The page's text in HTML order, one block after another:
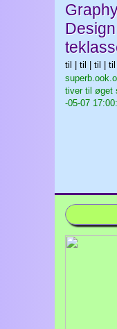
til | til | til | til
tiver til øget
-05-07